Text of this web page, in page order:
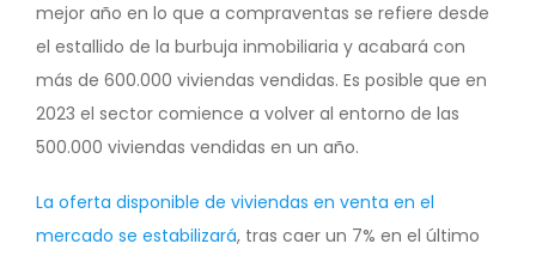
mejor año en lo que a compraventas se refiere desde
el estallido de la burbuja inmobiliaria y acabará con
más de 600.000 viviendas vendidas. Es posible que en
2023 el sector comience a volver al entorno de las
500.000 viviendas vendidas en un año.
La oferta disponible de viviendas en venta en el
mercado se estabilizará, tras caer un 7% en el último